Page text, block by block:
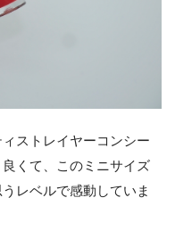
ストレイヤーコンシー
くて、このミニサイズ
レベルで感動していま